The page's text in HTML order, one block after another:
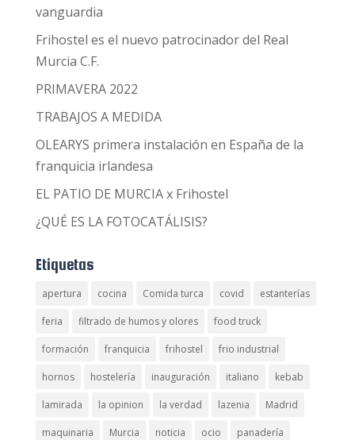
vanguardia
Frihostel es el nuevo patrocinador del Real
Murcia C.F.
PRIMAVERA 2022
TRABAJOS A MEDIDA
OLEARYS primera instalación en España de la
franquicia irlandesa
EL PATIO DE MURCIA x Frihostel
¿QUÉ ES LA FOTOCATÁLISIS?
Etiquetas
apertura cocina Comida turca covid estanterías
feria filtrado de humos y olores food truck
formación franquicia frihostel frio industrial
hornos hostelería inauguración italiano kebab
lamirada la opinion la verdad lazenia Madrid
maquinaria Murcia noticia ocio panadería